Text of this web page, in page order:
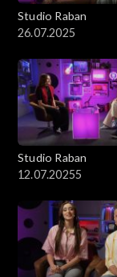
Studio Raban
26.07.2025
Studio Raban
12.07.20255